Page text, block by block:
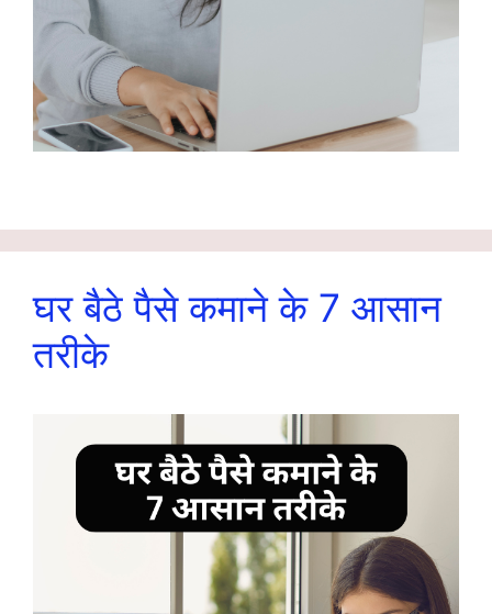
घर बैठे पैसे कमाने के 7 आसान
तरीके